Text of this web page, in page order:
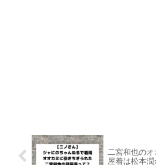
二宮和也の
屋着は松本